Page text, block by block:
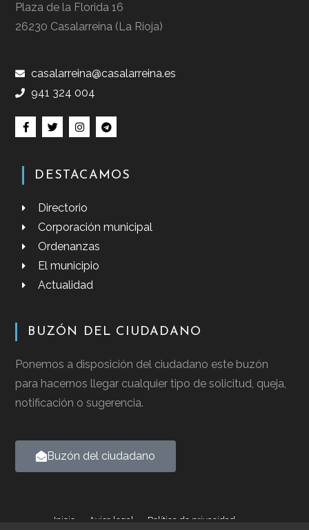
Plaza de la Florida 16
26230 Casalarreina (La Rioja)
casalarreina@casalarreina.es
941 324 004
DESTACAMOS
Directorio
Corporación municipal
Ordenanzas
El municipio
Actualidad
BUZÓN DEL CIUDADANO
Ponemos a disposición del ciudadano este buzón
para hacernos llegar cualquier tipo de solicitud, queja,
notificación o sugerencia.
Buzón del ciudadano
Inicio Aviso legal
Política de privacidad